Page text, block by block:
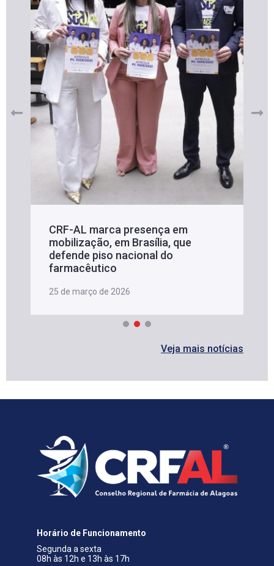
CRF-AL marca presença em
mobilização, em Brasília, que
defende piso nacional do
farmacêutico
25 de março de 2026
Veja mais notícias
Horário de Funcionamento
Segunda a sexta
08h às 12h e 13h às 17h